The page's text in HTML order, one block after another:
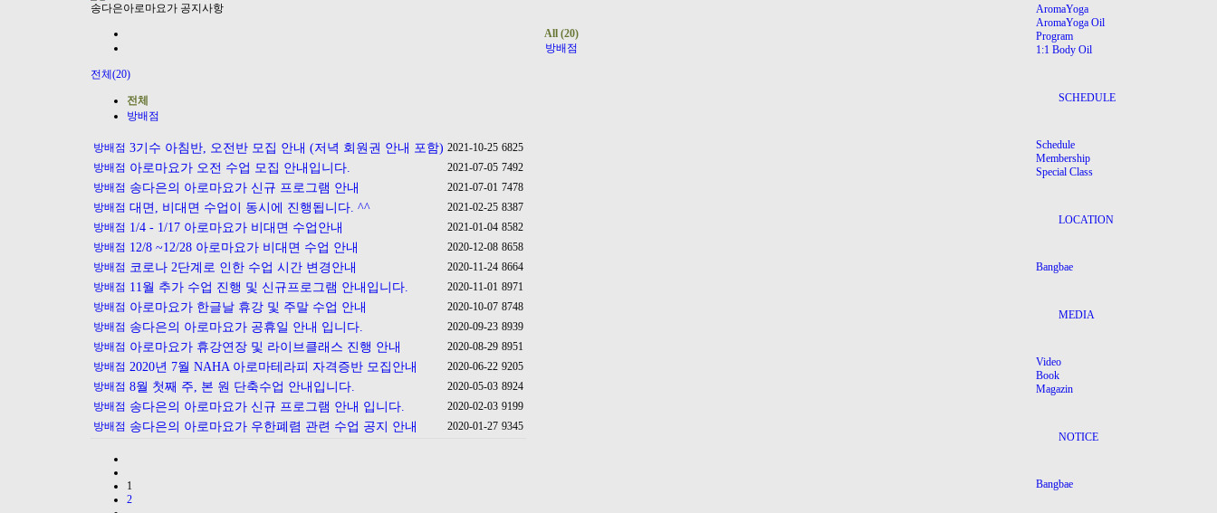
AromaYoga
AromaYoga Oil
Program
1:1 Body Oil
SCHEDULE
Schedule
Membership
Special Class
LOCATION
Bangbae
MEDIA
Video
Book
Magazin
NOTICE
Bangbae
송다은아로마요가 공지사항
All (20)
방배점
전체(20)
전체
방배점
방배점 3기수 아침반, 오전반 모집 안내 (저녁 회원권 안내 포함) 2021-10-25 6825
방배점 아로마요가 오전 수업 모집 안내입니다. 2021-07-05 7492
방배점 송다은의 아로마요가 신규 프로그램 안내 2021-07-01 7478
방배점 대면, 비대면 수업이 동시에 진행됩니다. ^^ 2021-02-25 8387
방배점 1/4 - 1/17 아로마요가 비대면 수업안내 2021-01-04 8582
방배점 12/8 ~12/28 아로마요가 비대면 수업 안내 2020-12-08 8658
방배점 코로나 2단계로 인한 수업 시간 변경안내 2020-11-24 8664
방배점 11월 추가 수업 진행 및 신규프로그램 안내입니다. 2020-11-01 8971
방배점 아로마요가 한글날 휴강 및 주말 수업 안내 2020-10-07 8748
방배점 송다은의 아로마요가 공휴일 안내 입니다. 2020-09-23 8939
방배점 아로마요가 휴강연장 및 라이브클래스 진행 안내 2020-08-29 8951
방배점 2020년 7월 NAHA 아로마테라피 자격증반 모집안내 2020-06-22 9205
방배점 8월 첫째 주, 본 원 단축수업 안내입니다. 2020-05-03 8924
방배점 송다은의 아로마요가 신규 프로그램 안내 입니다. 2020-02-03 9199
방배점 송다은의 아로마요가 우한폐렴 관련 수업 공지 안내 2020-01-27 9345
1
2